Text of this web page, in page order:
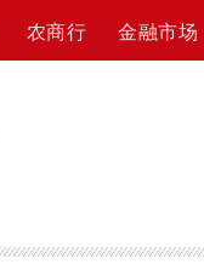
农商行 金融市场